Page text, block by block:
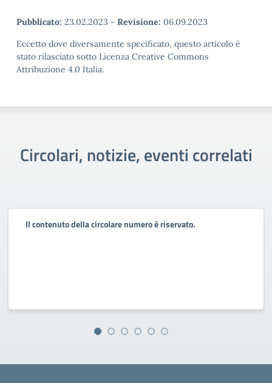
Pubblicato: 23.02.2023 - Revisione: 06.09.2023
Eccetto dove diversamente specificato, questo articolo è
stato rilasciato sotto Licenza Creative Commons
Attribuzione 4.0 Italia.
Circolari, notizie, eventi correlati
Il contenuto della circolare numero è riservato.